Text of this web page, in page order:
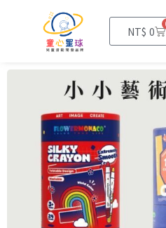
NT$ 0購
物